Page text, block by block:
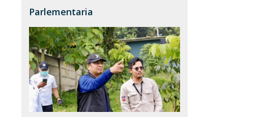
Parlementaria